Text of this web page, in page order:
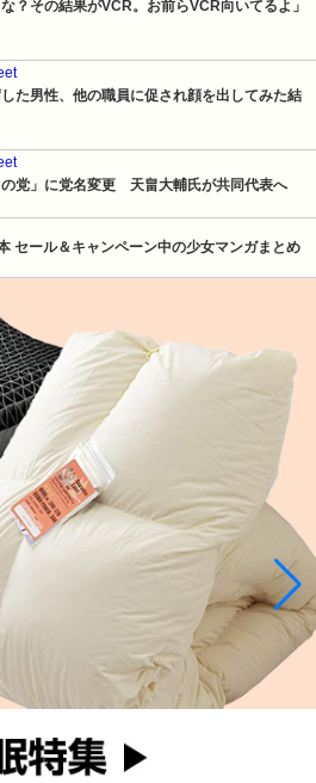
？その結果がVCR。お前らVCR向いてるよ」
た男性、他の職員に促され顔を出してみた結
党」に党名変更　天畠大輔氏が共同代表へ
セール＆キャンペーン中の少女マンガまとめ